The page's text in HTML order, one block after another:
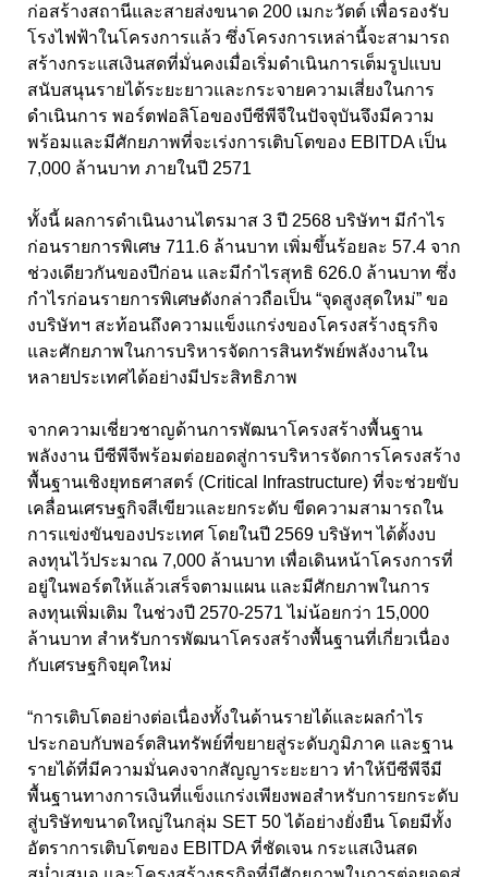
ก่อสร้างสถานีและสายส่งขนาด 200 เมกะวัตต์ เพื่อรองรับ
โรงไฟฟ้าในโครงการแล้ว ซึ่งโครงการเหล่านี้จะสามารถ
สร้างกระแสเงินสดที่มั่นคงเมื่อเริ่มดำเนินการเต็มรูปแบบ
สนับสนุนรายได้ระยะยาวและกระจายความเสี่ยงในการ
ดำเนินการ พอร์ตฟอลิโอของบีซีพีจีในปัจจุบันจึงมีความ
พร้อมและมีศักยภาพที่จะเร่งการเติบโตของ EBITDA เป็น
7,000 ล้านบาท ภายในปี 2571
ทั้งนี้ ผลการดำเนินงานไตรมาส 3 ปี 2568 บริษัทฯ มีกำไร
ก่อนรายการพิเศษ 711.6 ล้านบาท เพิ่มขึ้นร้อยละ 57.4 จาก
ช่วงเดียวกันของปีก่อน และมีกำไรสุทธิ 626.0 ล้านบาท ซึ่ง
กำไรก่อนรายการพิเศษดังกล่าวถือเป็น “จุดสูงสุดใหม่” ขอ
งบริษัทฯ สะท้อนถึงความแข็งแกร่งของโครงสร้างธุรกิจ
และศักยภาพในการบริหารจัดการสินทรัพย์พลังงานใน
หลายประเทศได้อย่างมีประสิทธิภาพ
จากความเชี่ยวชาญด้านการพัฒนาโครงสร้างพื้นฐาน
พลังงาน บีซีพีจีพร้อมต่อยอดสู่การบริหารจัดการโครงสร้าง
พื้นฐานเชิงยุทธศาสตร์ (Critical Infrastructure) ที่จะช่วยขับ
เคลื่อนเศรษฐกิจสีเขียวและยกระดับ ขีดความสามารถใน
การแข่งขันของประเทศ โดยในปี 2569 บริษัทฯ ได้ตั้งงบ
ลงทุนไว้ประมาณ 7,000 ล้านบาท เพื่อเดินหน้าโครงการที่
อยู่ในพอร์ตให้แล้วเสร็จตามแผน และมีศักยภาพในการ
ลงทุนเพิ่มเติม ในช่วงปี 2570-2571 ไม่น้อยกว่า 15,000
ล้านบาท สำหรับการพัฒนาโครงสร้างพื้นฐานที่เกี่ยวเนื่อง
กับเศรษฐกิจยุคใหม่
“การเติบโตอย่างต่อเนื่องทั้งในด้านรายได้และผลกำไร
ประกอบกับพอร์ตสินทรัพย์ที่ขยายสู่ระดับภูมิภาค และฐาน
รายได้ที่มีความมั่นคงจากสัญญาระยะยาว ทำให้บีซีพีจีมี
พื้นฐานทางการเงินที่แข็งแกร่งเพียงพอสำหรับการยกระดับ
สู่บริษัทขนาดใหญ่ในกลุ่ม SET 50ได้อย่างยั่งยืน โดยมีทั้ง
อัตราการเติบโตของ EBITDAที่ชัดเจน กระแสเงินสด